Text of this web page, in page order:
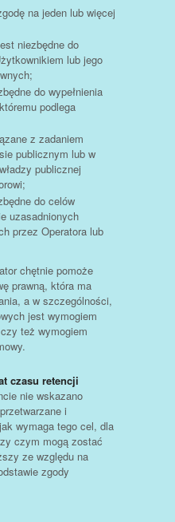
na jeden lub więcej
niezbędne do
lub jego
do wypełnienia
podlega
z zadaniem
publicznym lub w
publicznej
do celów
uzasadnionych
przez Operatora lub
chętnie pomoże
prawną, która ma
a w szczególności,
jest wymogiem
też wymogiem
czasu retencji
nie wskazano
i
wymaga tego cel, dla
czym mogą zostać
ze względu na
zgody